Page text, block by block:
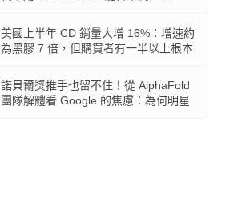
美國上半年 CD 銷量大增 16%：增速約
為黑膠 7 倍，但購買者有一半以上根本
諾貝爾獎推手也留不住！從 AlphaFold
團隊解體看 Google 的焦慮：為何明星